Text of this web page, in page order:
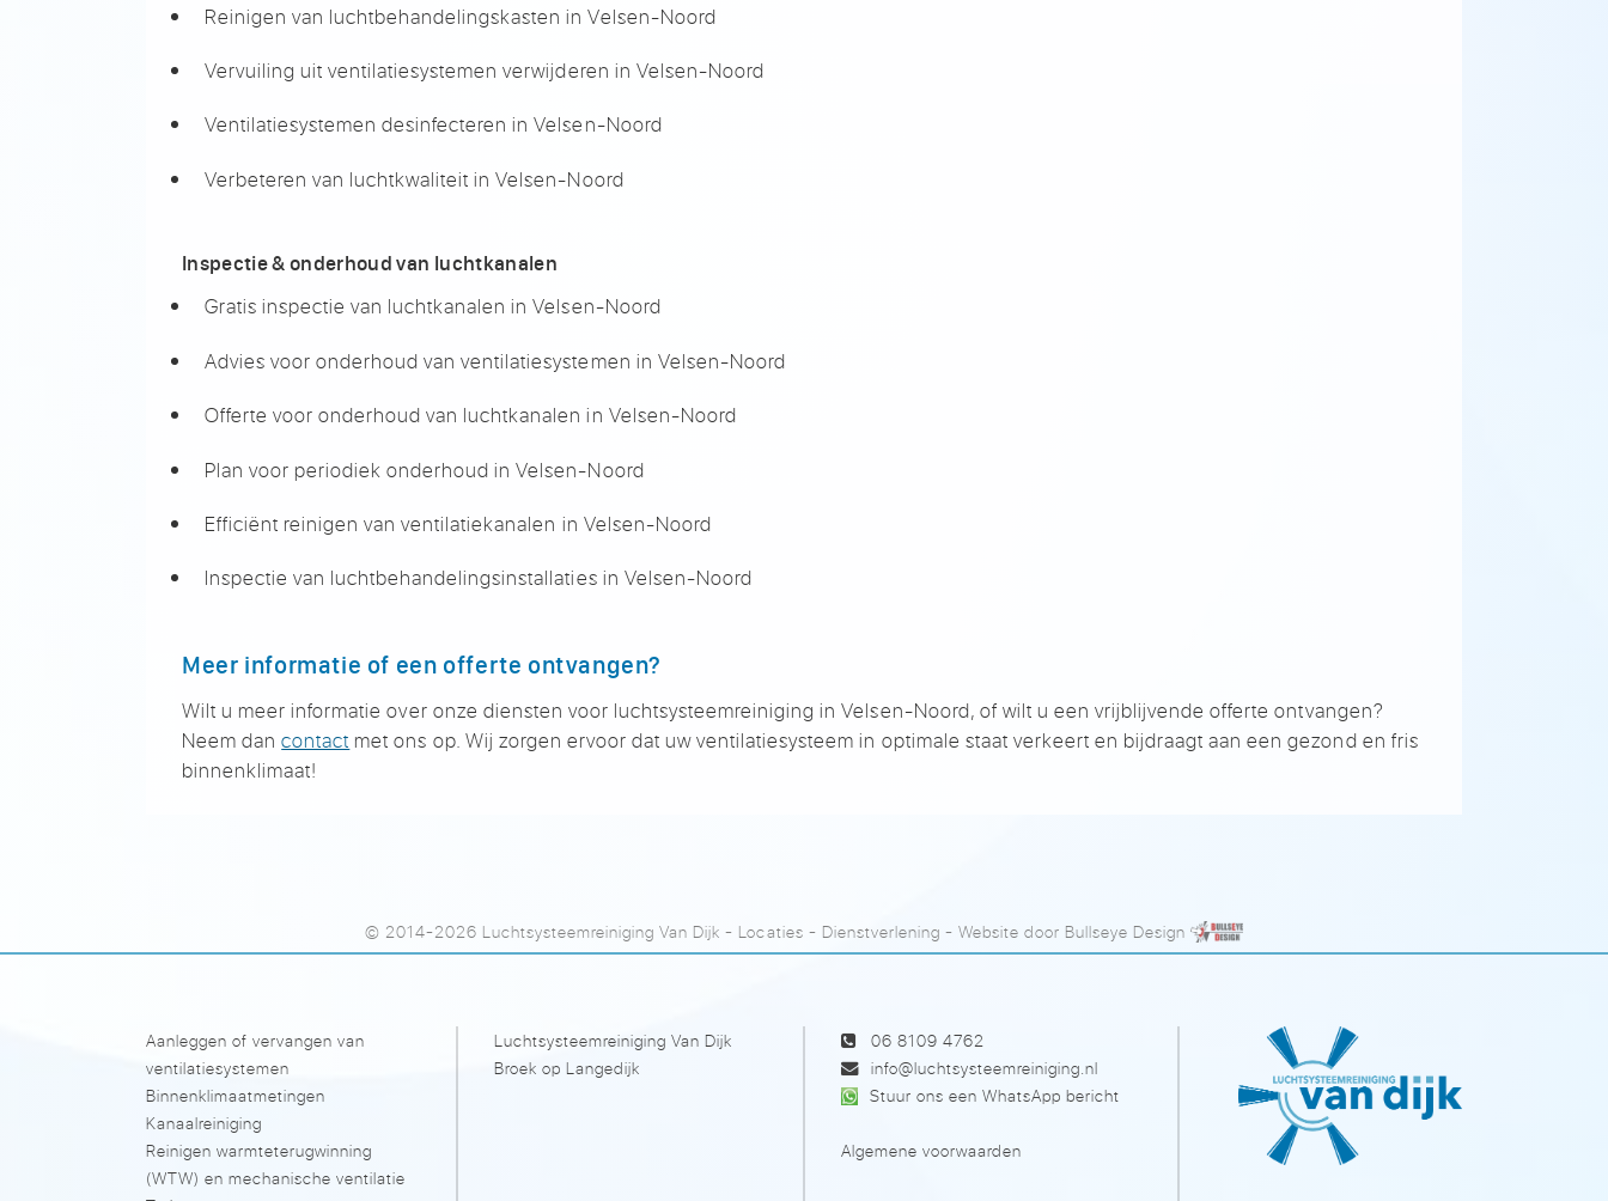
Reinigen van luchtbehandelingskasten in Velsen-Noord
Vervuiling uit ventilatiesystemen verwijderen in Velsen-Noord
Ventilatiesystemen desinfecteren in Velsen-Noord
Verbeteren van luchtkwaliteit in Velsen-Noord
Inspectie & onderhoud van luchtkanalen
Gratis inspectie van luchtkanalen in Velsen-Noord
Advies voor onderhoud van ventilatiesystemen in Velsen-Noord
Offerte voor onderhoud van luchtkanalen in Velsen-Noord
Plan voor periodiek onderhoud in Velsen-Noord
Efficiënt reinigen van ventilatiekanalen in Velsen-Noord
Inspectie van luchtbehandelingsinstallaties in Velsen-Noord
Meer informatie of een offerte ontvangen?
Wilt u meer informatie over onze diensten voor luchtsysteemreiniging in Velsen-Noord, of wilt u een vrijblijvende offerte ontvangen?
Neem dancontact met ons op. Wij zorgen ervoor dat uw ventilatiesysteem in optimale staat verkeert en bijdraagt aan een gezond en fris
binnenklimaat!
© 2014-2026 Luchtsysteemreiniging Van Dijk- Locaties - Dienstverlening - Website door Bullseye Design
Aanleggen of vervangen van
ventilatiesystemen
Binnenklimaatmetingen
Kanaalreiniging
Reinigen warmteterugwinning
(WTW) en mechanische ventilatie
Luchtsysteemreiniging Van Dijk
Broek op Langedijk
06 8109 4762
info@luchtsysteemreiniging.nl
Stuur ons een WhatsApp bericht
Algemene voorwaarden